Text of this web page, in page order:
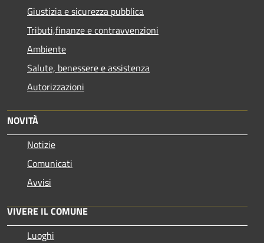
Giustizia e sicurezza pubblica
Tributi,finanze e contravvenzioni
Ambiente
Salute, benessere e assistenza
Autorizzazioni
NOVITÀ
Notizie
Comunicati
Avvisi
VIVERE IL COMUNE
Luoghi